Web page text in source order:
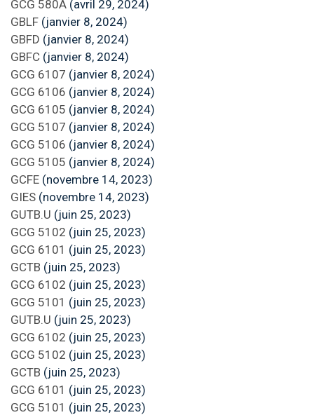
GCG 580A (avril 29, 2024)
GBLF (janvier 8, 2024)
GBFD (janvier 8, 2024)
GBFC (janvier 8, 2024)
GCG 6107 (janvier 8, 2024)
GCG 6106 (janvier 8, 2024)
GCG 6105 (janvier 8, 2024)
GCG 5107 (janvier 8, 2024)
GCG 5106 (janvier 8, 2024)
GCG 5105 (janvier 8, 2024)
GCFE (novembre 14, 2023)
GIES (novembre 14, 2023)
GUTB.U (juin 25, 2023)
GCG 5102 (juin 25, 2023)
GCG 6101 (juin 25, 2023)
GCTB (juin 25, 2023)
GCG 6102 (juin 25, 2023)
GCG 5101 (juin 25, 2023)
GUTB.U (juin 25, 2023)
GCG 6102 (juin 25, 2023)
GCG 5102 (juin 25, 2023)
GCTB (juin 25, 2023)
GCG 6101 (juin 25, 2023)
GCG 5101 (juin 25, 2023)